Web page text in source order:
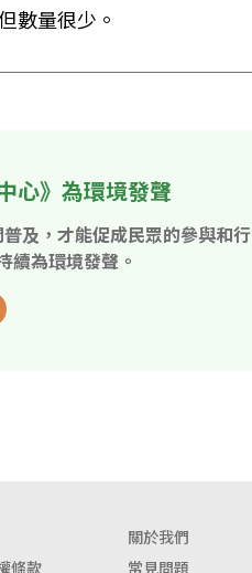
數量很少。
心》為環境發聲
及，才能促成民眾的參與和行
續為環境發聲。
關於我們
條款
常見問題